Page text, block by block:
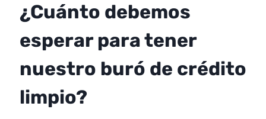
¿Cuánto debemos
esperar para tener
nuestro buró de crédito
limpio?